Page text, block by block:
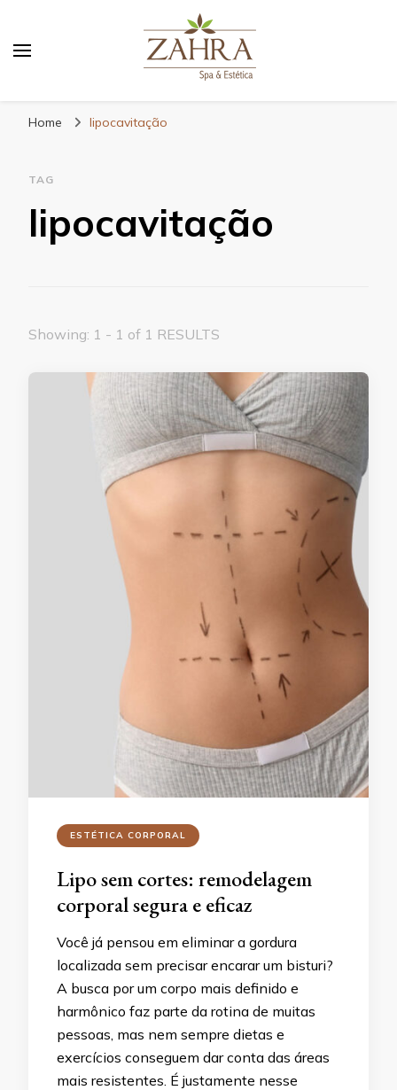
e relaxamento
Home lipocavitação
TAG
lipocavitação
Showing: 1 - 1 of 1 RESULTS
ESTÉTICA CORPORAL
Lipo sem cortes: remodelagem
corporal segura e eficaz
Você já pensou em eliminar a gordura
localizada sem precisar encarar um bisturi?
A busca por um corpo mais definido e
harmônico faz parte da rotina de muitas
pessoas, mas nem sempre dietas e
exercícios conseguem dar conta das áreas
mais resistentes. É justamente nesse